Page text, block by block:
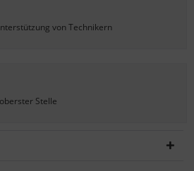
von Technikern
Stelle